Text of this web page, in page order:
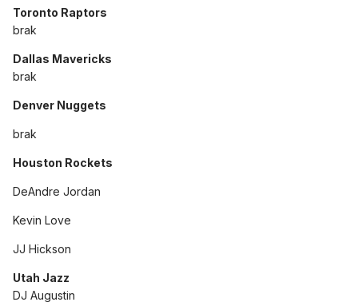
Toronto Raptors
brak
Dallas Mavericks
brak
Denver Nuggets
brak
Houston Rockets
DeAndre Jordan
Kevin Love
JJ Hickson
Utah Jazz
DJ Augustin